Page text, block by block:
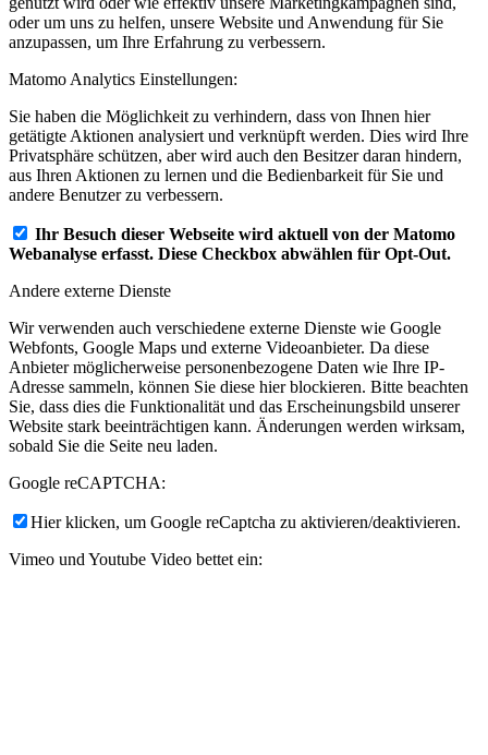
oder um uns zu helfen, unsere Website und Anwendung für Sie
anzupassen, um Ihre Erfahrung zu verbessern.
Matomo Analytics Einstellungen:
Sie haben die Möglichkeit zu verhindern, dass von Ihnen hier
getätigte Aktionen analysiert und verknüpft werden. Dies wird Ihre
Privatsphäre schützen, aber wird auch den Besitzer daran hindern,
aus Ihren Aktionen zu lernen und die Bedienbarkeit für Sie und
andere Benutzer zu verbessern.
Ihr Besuch dieser Webseite wird aktuell von der Matomo
Webanalyse erfasst. Diese Checkbox abwählen für Opt-Out.
Andere externe Dienste
Wir verwenden auch verschiedene externe Dienste wie Google
Webfonts, Google Maps und externe Videoanbieter. Da diese
Anbieter möglicherweise personenbezogene Daten wie Ihre IP-
Adresse sammeln, können Sie diese hier blockieren. Bitte beachten
Sie, dass dies die Funktionalität und das Erscheinungsbild unserer
Website stark beeinträchtigen kann. Änderungen werden wirksam,
sobald Sie die Seite neu laden.
Google reCAPTCHA:
Hier klicken, um Google reCaptcha zu aktivieren/deaktivieren.
Vimeo und Youtube Video bettet ein: